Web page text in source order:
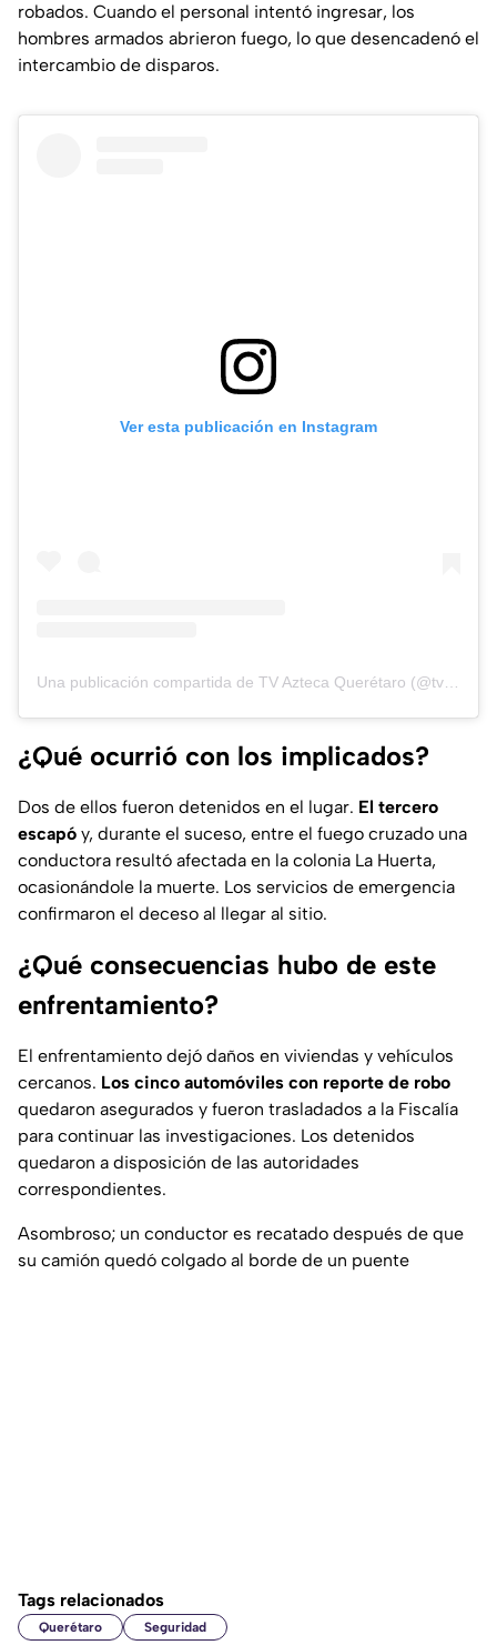
robados. Cuando el personal intentó ingresar, los
hombres armados abrieron fuego, lo que desencadenó el
intercambio de disparos.
Ver esta publicación en Instagram
Una publicación compartida de TV Azteca Querétaro (@tvaztecaqueretaro)
¿Qué ocurrió con los implicados?
Dos de ellos fueron detenidos en el lugar. El tercero
escapó y, durante el suceso, entre el fuego cruzado una
conductora resultó afectada en la colonia La Huerta,
ocasionándole la muerte. Los servicios de emergencia
confirmaron el deceso al llegar al sitio.
¿Qué consecuencias hubo de este
enfrentamiento?
El enfrentamiento dejó daños en viviendas y vehículos
cercanos. Los cinco automóviles con reporte de robo
quedaron asegurados y fueron trasladados a la Fiscalía
para continuar las investigaciones. Los detenidos
quedaron a disposición de las autoridades
correspondientes.
Asombroso; un conductor es recatado después de que
su camión quedó colgado al borde de un puente
Tags relacionados
Querétaro Seguridad